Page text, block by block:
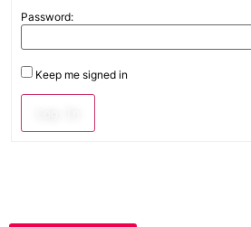
Password:
Keep me signed in